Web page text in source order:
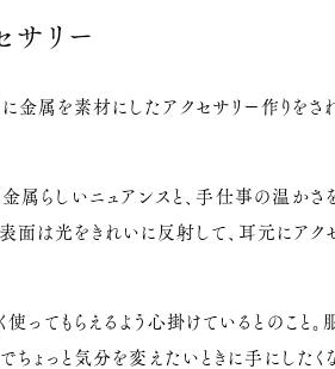
リー
金属を素材にしたアクセサリー作りをさ
属らしいニュアンスと、手仕事の温かさ
面は光をきれいに反射して、耳元にアク
ってもらえるよう心掛けているとのこと。
ちょっと気分を変えたいときに手にしたく